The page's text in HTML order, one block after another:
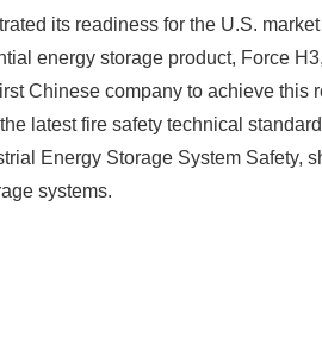
its readiness for the U.S.
energy storage product, Force
Chinese company to achieve this
latest fire safety technical
Energy Storage System Safety,
systems.